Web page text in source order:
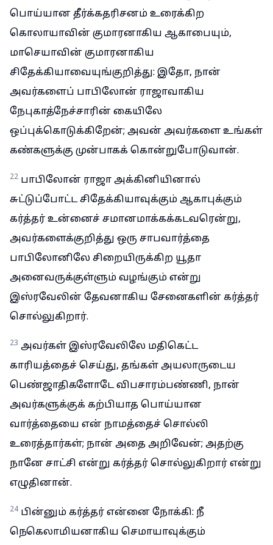
பொய்யான தீர்க்கதரிசனம் உரைக்கிற
கொலாயாவின் குமாரனாகிய ஆகாபையும்,
மாசெயாவின் குமாரனாகிய
சிதேக்கியாவையுங்குறித்து: இதோ, நான்
அவர்களைப் பாபிலோன் ராஜாவாகிய
நேபுகாத்நேச்சாரின் கையிலே
ஒப்புக்கொடுக்கிறேன்; அவன் அவர்களை உங்கள்
கண்களுக்கு முன்பாகக் கொன்றுபோடுவான்.
22 பாபிலோன் ராஜா அக்கினியினால்
சுட்டுப்போட்ட சிதேக்கியாவுக்கும் ஆகாபுக்கும்
கர்த்தர் உன்னைச் சமானமாக்கக்கடவரென்று,
அவர்களைக்குறித்து ஒரு சாபவார்த்தை
பாபிலோனிலே சிறையிருக்கிற யூதா
அனைவருக்குள்ளும் வழங்கும் என்று
இஸ்ரவேலின் தேவனாகிய சேனைகளின் கர்த்தர்
சொல்லுகிறார்.
23 அவர்கள் இஸ்ரவேலிலே மதிகெட்ட
காரியத்தைச் செய்து, தங்கள் அயலாருடைய
பெண்ஜாதிகளோடே விபசாரம்பண்ணி, நான்
அவர்களுக்குக் கற்பியாத பொய்யான
வார்த்தையை என் நாமத்தைச் சொல்லி
உரைத்தார்கள்; நான் அதை அறிவேன்; அதற்கு
நானே சாட்சி என்று கர்த்தர் சொல்லுகிறார் என்று
எழுதினான்.
24 பின்னும் கர்த்தர் என்னை நோக்கி: நீ
நெகெலாமியனாகிய செமாயாவுக்கும்